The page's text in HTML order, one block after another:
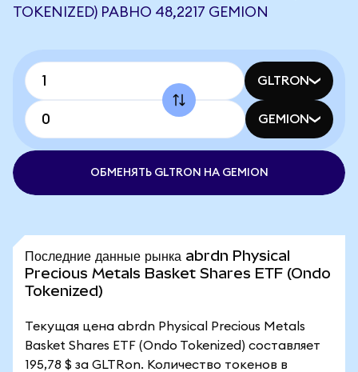
TOKENIZED) РАВНО 48,2217 GEMION
GLTRON
GEMION
ОБМЕНЯТЬ GLTRON НА GEMION
Последние данные рынка abrdn Physical
Precious Metals Basket Shares ETF (Ondo
Tokenized)
Текущая цена abrdn Physical Precious Metals
Basket Shares ETF (Ondo Tokenized) составляет
195,78 $ за GLTRon. Количество токенов в